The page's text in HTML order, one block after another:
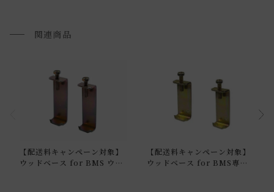
開梱設置配送について
梱設置配送」がございます。
開梱設置配送の場合、お品物をお客様のお部屋までお届け
開梱設置を選択された場合は代金引換はご利用頂けません。
頂き、ご注文下さい。
関連商品
【配送料キャンペーン対象】
ウッドベース for BMS ウッ
【配送料キャンペーン対象】
ウッドベース for BMS専用